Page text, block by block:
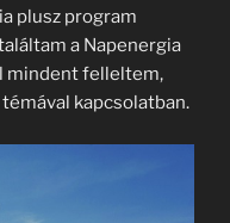
plusz program
a Napenergia
mindent felleltem,
kapcsolatban.